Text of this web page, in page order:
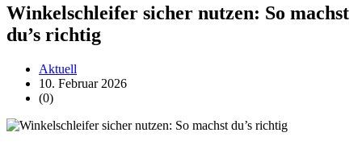
Winkelschleifer sicher nutzen: So machst
du’s richtig
Aktuell
10. Februar 2026
(0)